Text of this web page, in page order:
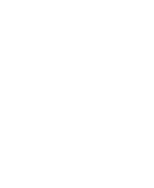
Com
e o